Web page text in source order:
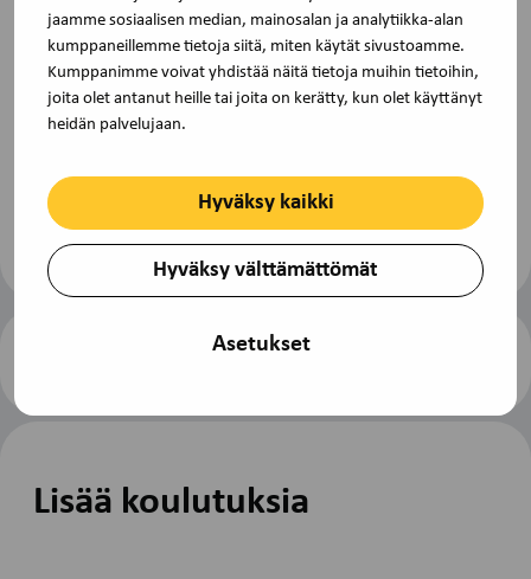
jaamme sosiaalisen median, mainosalan ja analytiikka-alan
kumppaneillemme tietoja siitä, miten käytät sivustoamme.
Kumppanimme voivat yhdistää näitä tietoja muihin tietoihin,
joita olet antanut heille tai joita on kerätty, kun olet käyttänyt
heidän palvelujaan.
Hyväksy kaikki
Hyväksy välttämättömät
Asetukset
lainkaan, veloitamme osallistumismaksun.
Lisätietoja
Lisää koulutuksia